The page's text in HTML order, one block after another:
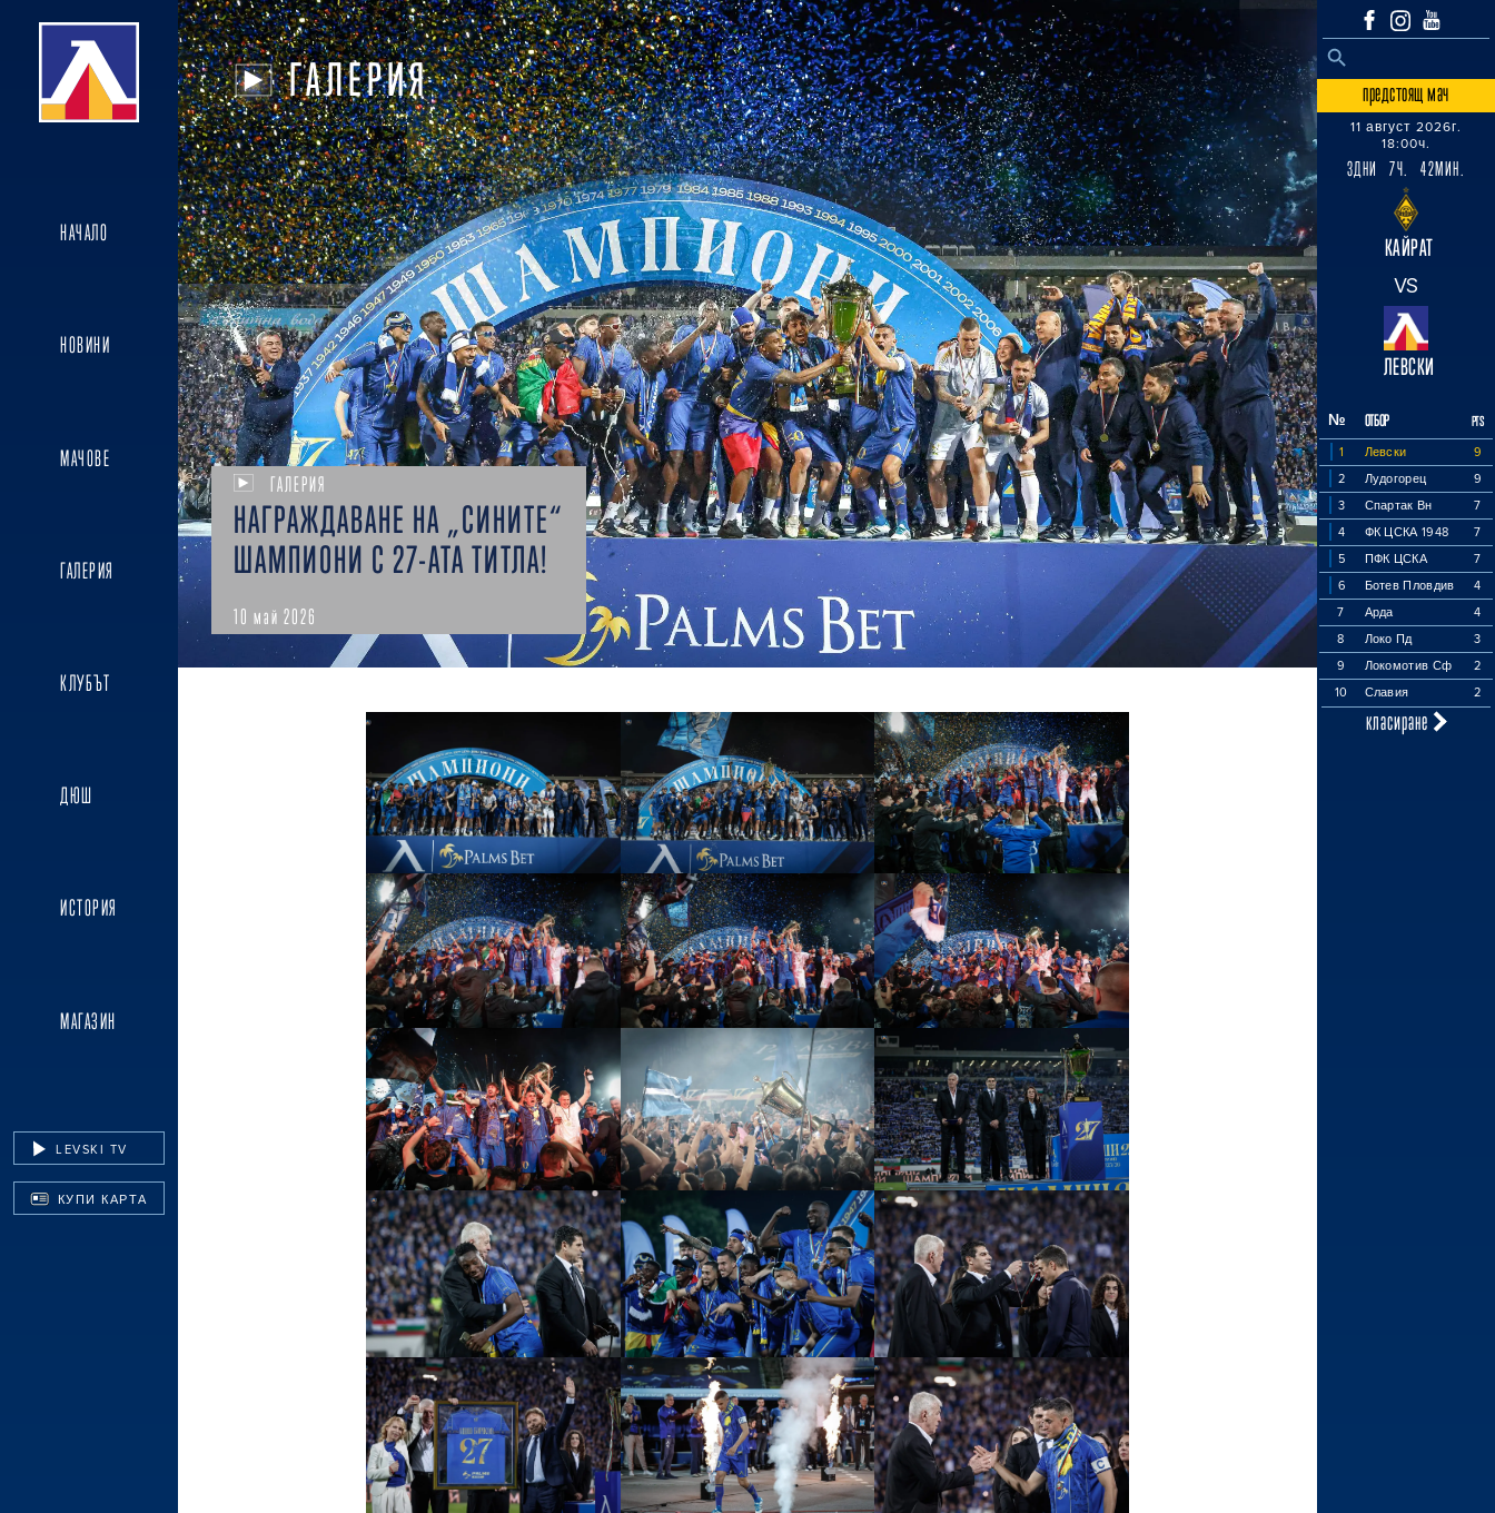
НАЧАЛО
НОВИНИ
МАЧОВЕ
ГАЛЕРИЯ
КЛУБЪТ
ДЮШ
ИСТОРИЯ
МАГАЗИН
LEVSKI TV
КУПИ КАРТА
Search
SEARCH BUTTON
предстоящ мач
11 август 2026г.
18:00ч.
3ДНИ 7Ч. 42МИН.
КАЙРАТ
VS
ЛЕВСКИ
№ ОТБОР PTS
1 Левски
9
2
Лудогорец
9
3
Спартак Вн
7
4
ФК ЦСКА 1948
7
5
ПФК ЦСКА
7
6
Ботев Пловдив
4
7
Арда
4
8
Локо Пд
3
9
Локомотив Сф
2
10
Славия 2
класиране
ГАЛЕРИЯ
ГАЛЕРИЯ
НАГРАЖДАВАНЕ НА „СИНИТЕ“
ШАМПИОНИ С 27-АТА ТИТЛА!
10 май 2026